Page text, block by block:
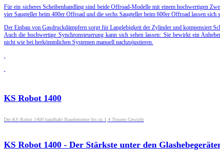
Für ein sicheres Scheibenhandling sind beide Offroad-Modelle mit einem hochwertigen
vier Saugteller beim 400er Offroad und die sechs Saugteller beim 600er Offroad lassen sich
Der Einbau von Gasdruckdämpfern sorgt für Langlebigkeit der Zylinder und kompensiert
Auch die hochwertige Synchronsteuerung kann sich sehen lassen: Sie bewirkt ein
nicht wie bei herkömmlichen Systemen manuell nachzujustieren.
KS Robot 1400
Der KS Robot 1400 handhabt Bauelemente bis zu 1,4 Tonnen Gewicht
KS Robot 1400 - Der Stärkste unter den